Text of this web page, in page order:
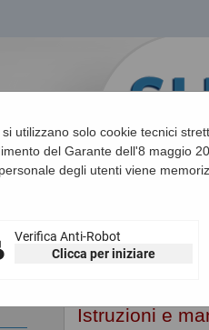
Sei qui: Home»
utilizzano solo cookie tecnici
del Garante dell'8 maggio
degli utenti viene
Verifica Anti-Robot
Clicca per iniziare
Istruzioni e